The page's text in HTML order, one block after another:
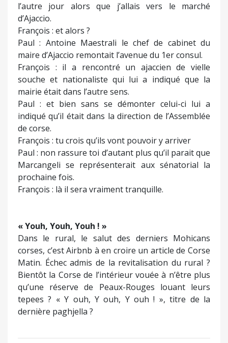
l’autre jour alors que j’allais vers le marché
d’Ajaccio.
François : et alors ?
Paul : Antoine Maestrali le chef de cabinet du
maire d’Ajaccio remontait l’avenue du 1er consul.
François : il a rencontré un ajaccien de vielle
souche et nationaliste qui lui a indiqué que la
mairie était dans l’autre sens.
Paul : et bien sans se démonter celui-ci lui a
indiqué qu’il était dans la direction de l’Assemblée
de corse.
François : tu crois qu’ils vont pouvoir y arriver
Paul : non rassure toi d’autant plus qu’il parait que
Marcangeli se représenterait aux sénatorial la
prochaine fois.
François : là il sera vraiment tranquille.
« Youh, Youh, Youh ! »
Dans le rural, le salut des derniers Mohicans
corses, c’est Airbnb à en croire un article de Corse
Matin. Échec admis de la revitalisation du rural ?
Bientôt la Corse de l’intérieur vouée à n’être plus
qu’une réserve de Peaux-Rouges louant leurs
tepees ? « Y ouh, Y ouh, Y ouh ! », titre de la
dernière paghjella ?